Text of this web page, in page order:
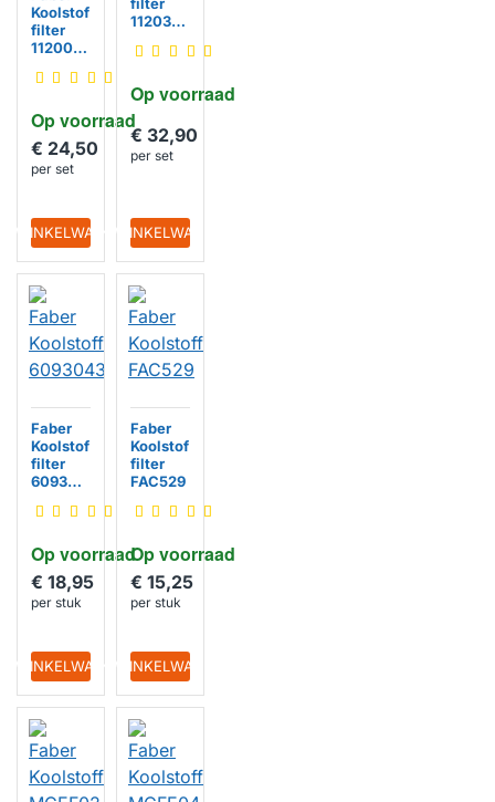
Op voorraad
Koolstof
filter
1120067
pack)
€ 24,50
per set
WINKELWAGEN
Op voorraad
1120391
St.)
€ 32,90
per set
IN WINKELWAGEN
Op voorraad
Faber
Koolstof
filter
609304
€ 18,95
per stuk
WINKELWAGEN
Op voorraad
Faber
Koolstof
filter
FAC529
€ 15,25
per stuk
IN WINKELWAGEN